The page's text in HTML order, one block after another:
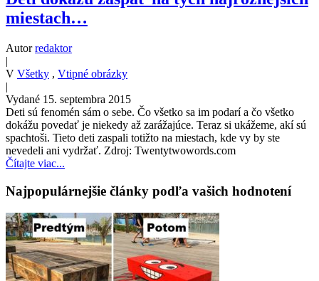
miestach…
Autorredaktor
|
V Všetky , Vtipné obrázky
|
Vydané 15. septembra 2015
Deti sú fenomén sám o sebe. Čo všetko sa im podarí a čo všetko
dokážu povedať je niekedy až zarážajúce. Teraz si ukážeme, akí sú
spachtoši. Tieto deti zaspali totižto na miestach, kde vy by ste
nevedeli ani vydržať. Zdroj: Twentytwowords.com
Čítajte viac...
Najpopulárnejšie články podľa vašich hodnotení